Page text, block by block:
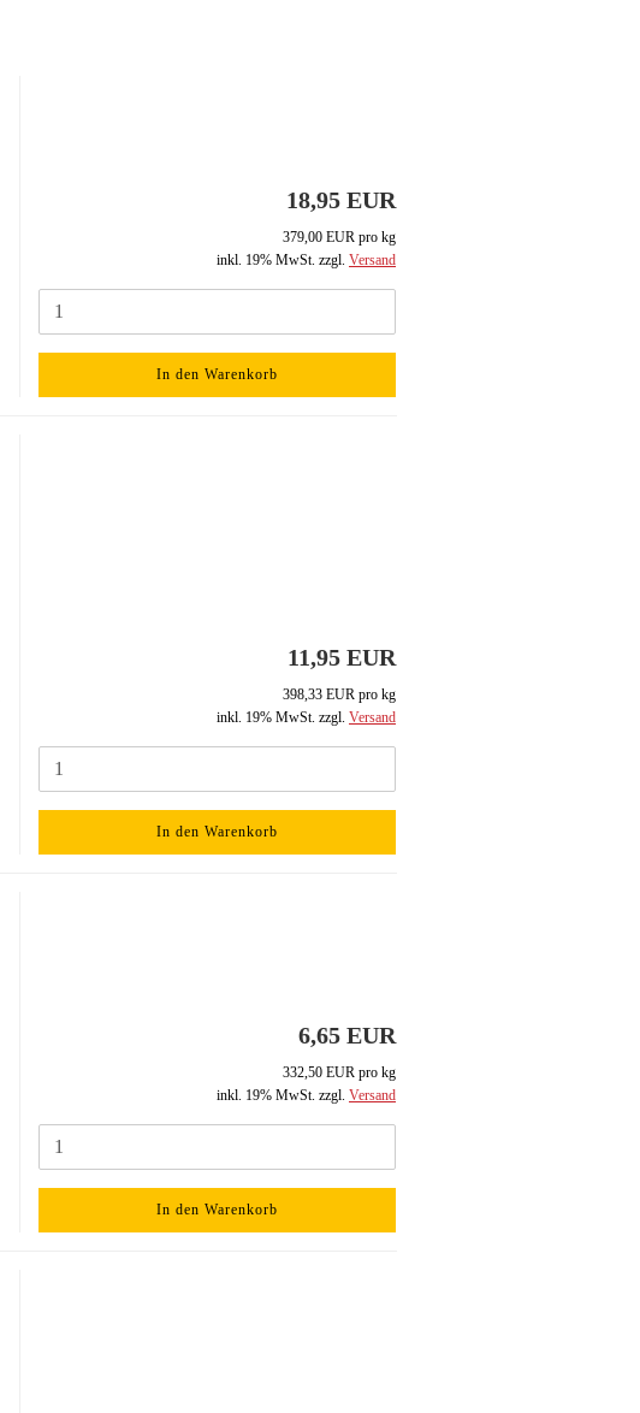
18,95 EUR
379,00 EUR pro kg
inkl. 19% MwSt. zzgl. Versand
In den Warenkorb
11,95 EUR
398,33 EUR pro kg
inkl. 19% MwSt. zzgl. Versand
In den Warenkorb
6,65 EUR
332,50 EUR pro kg
inkl. 19% MwSt. zzgl. Versand
In den Warenkorb